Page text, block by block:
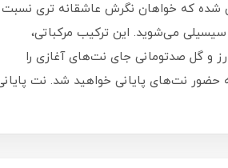
شده که خواهان نگرش عاشقانه تری نسبت
می‌شوید. این ترکیب مرکباتی،
رز و گل صدتومانی جای نت‌های آغازی را
حضور نت‌های پایانی خواهید شد. نت